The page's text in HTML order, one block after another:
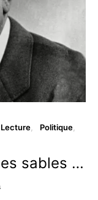
Lecture
Politique
sables …